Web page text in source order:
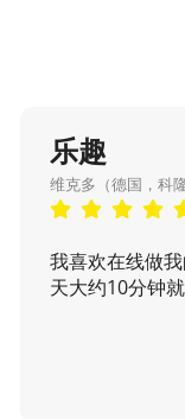
乐趣
维克多（德国，科隆
我喜欢在线做
天大约10分钟